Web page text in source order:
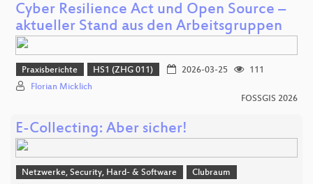
Cyber Resilience Act und Open Source –
aktueller Stand aus den Arbeitsgruppen
Praxisberichte HS1 (ZHG 011) 2026-03-25
111
Florian Micklich
FOSSGIS 2026
E-Collecting: Aber sicher!
Netzwerke, Security, Hard- & Software
Clubraum